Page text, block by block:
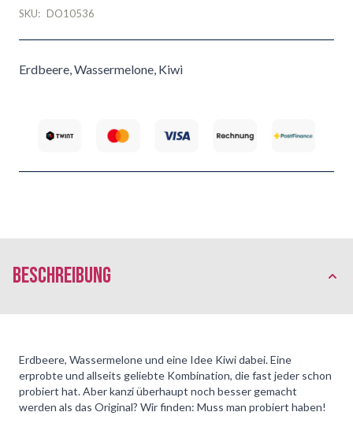
SKU: DO10536
Erdbeere, Wassermelone, Kiwi
Beschreibung
Erdbeere, Wassermelone und eine Idee Kiwi dabei. Eine
erprobte und allseits geliebte Kombination, die fast jeder schon
probiert hat. Aber kanzi überhaupt noch besser gemacht
werden als das Original? Wir finden: Muss man probiert haben!